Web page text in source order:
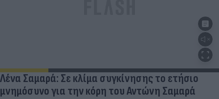
Λένα Σαμαρά: Σε κλίμα συγκίνησης το ετήσιο
μνημόσυνο για την κόρη του Αντώνη Σαμαρά